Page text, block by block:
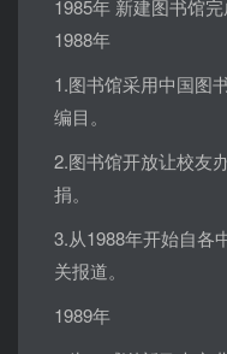
1985年 新建图书馆完
1988年
1.图书馆采用中国图
编目。
2.图书馆开放让校友
捐。
3.从1988年开始自各
关报道。
1989年